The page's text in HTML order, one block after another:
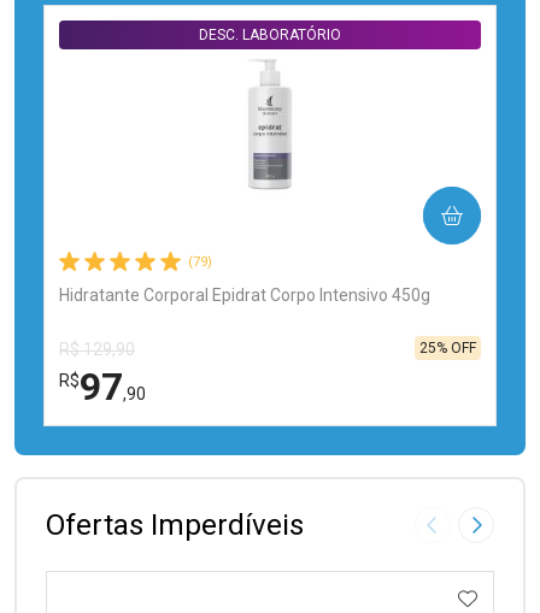
(79)
Hidratante Corporal Epidrat Corpo Intensivo 450g
DESC. LABORATÓRIO
R$ 129,90
R$97,90
25% OFF
COMPRAR
FECHAR
FECHAR
Ofertas Imperdíveis Imagem